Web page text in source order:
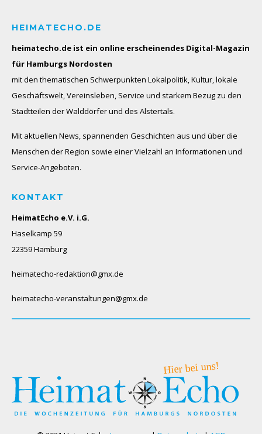
HEIMATECHO.DE
heimatecho.de ist ein online erscheinendes Digital-Magazin
für Hamburgs Nordosten
mit den thematischen Schwerpunkten Lokalpolitik, Kultur, lokale
Geschäftswelt, Vereinsleben, Service und starkem Bezug zu den
Stadtteilen der Walddörfer und des Alstertals.
Mit aktuellen News, spannenden Geschichten aus und über die
Menschen der Region sowie einer Vielzahl an Informationen und
Service-Angeboten.
KONTAKT
HeimatEcho e.V. i.G.
Haselkamp 59
22359 Hamburg
heimatecho-redaktion@gmx.de
heimatecho-veranstaltungen@gmx.de